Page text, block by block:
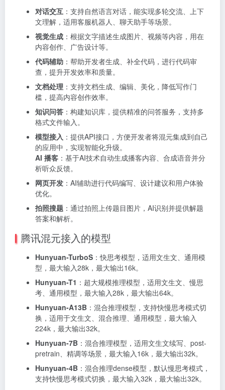
对话交互 ：支持自然语言对话，能实现多轮交流、上下
文理解，适用客服机器人、聊天助手等场景。
视觉生成 ：根据文字描述生成图片、视频等内容，用在
内容创作、广告设计等。
代码辅助 ：帮助开发者生成、补全代码，进行代码审
查，提升开发效率和质量。
文档处理 ：支持文档生成、编辑、美化，降低写作门
槛，提高内容创作效率。
知识问答 ：构建知识库，提供精准的问答服务，支持多
格式文件输入。
模型接入 ：提供API接口，方便开发者将混元集成到自己
的应用中，实现智能化升级。
AI 播客 ：基于AI技术自动生成播客内容、合成语音并分
析听众反馈。
网页开发 ：AI辅助进行代码编写、设计建议和用户体验
优化。
拍照搜题 ：通过拍照上传题目图片，AI识别并提供解题
答案和解析。
腾讯混元接入的模型
Hunyuan-TurboS ：快思考模型，适用文生文、通用模
型，最大输入28k，最大输出16k。
Hunyuan-T1 ：超大规模推理模型，适用文生文、慢思
考、通用模型，最大输入28k，最大输出64k。
Hunyuan-A13B ：混合推理模型，支持快慢思考模式切
换，适用于文生文、混合推理、通用模型，最大输入
224k，最大输出32k。
Hunyuan-7B ：混合推理模型，适用文生文续写、post-
pretrain、精调等场景，最大输入16k，最大输出32k。
Hunyuan-4B ：混合推理dense模型，默认慢思考模式，
支持快慢思考模式切换，最大输入32k，最大输出32k。